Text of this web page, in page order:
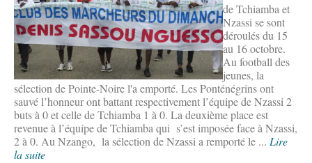
de Tchiamba et
Nzassi se sont
déroulés du 15
au 16 octobre.
Au football des
jeunes, la
sélection de Pointe-Noire l'a emporté. Les Ponténégrins ont
sauvé l’honneur ont battant respectivement l’équipe de Nzassi 2
buts à 0 et celle de Tchiamba 1 à 0. La deuxième place est
revenue à l’équipe de Tchiamba qui s’est imposée face à Nzassi,
2 à 0. Au Nzango, la sélection de Nzassi a remporté le ... Lire
la suite